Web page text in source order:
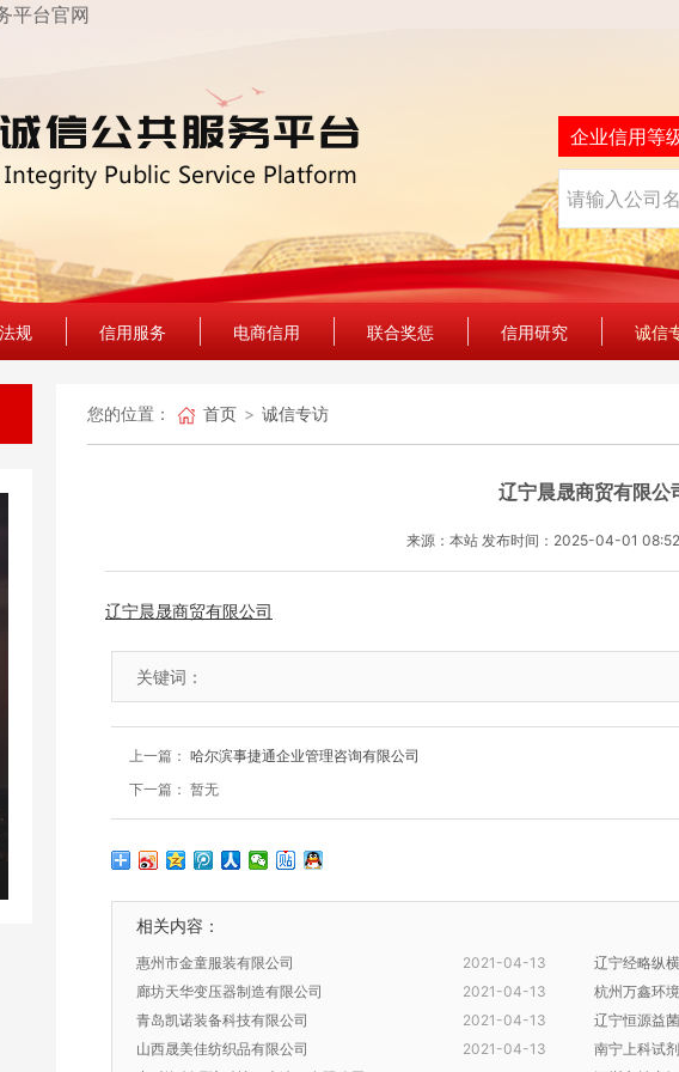
平台官网
企业信用等
规 信用服务 电商信用 联合奖惩 信用研究 诚信
您的位置： 首页 诚信专访
辽宁晨晟商贸有限公
来源：本站 发布时间：2025-04-01
辽宁晨晟商贸有限公司
关键词：
上一篇： 哈尔滨事捷通企业管理咨询有限公司
下一篇： 暂无
相关内容：
2021-04-13
惠州市金童服装有限公司
辽宁经略纵
2021-04-13
廊坊天华变压器制造有限公司
杭州万鑫环
2021-04-13
青岛凯诺装备科技有限公司
辽宁恒源益
2021-04-13
山西晟美佳纺织品有限公司
南宁上科试